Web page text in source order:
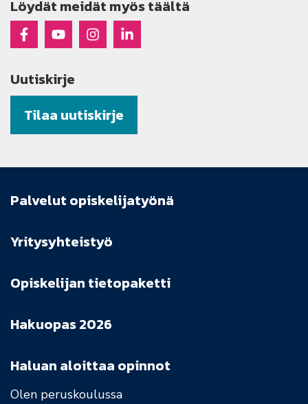
Löydät meidät myös täältä
Raseko Facebookissa
Raseko Youtubessa
Raseko Instagramissa
Raseko Linkedinissä
Uutiskirje
Tilaa uutiskirje
Haluan aloittaa opinnot
Olen peruskoulussa
Palvelut opiskelijatyönä
Yritysyhteistyö
Opiskelijan tietopaketti
Hakuopas 2026